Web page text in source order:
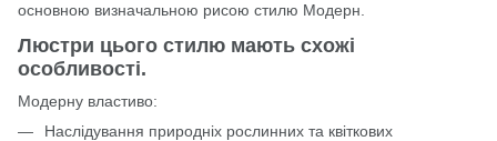
основною визначальною рисою стилю Модерн.
Люстри цього стилю мають схожі
особливості.
Модерну властиво:
Наслідування природніх рослинних та квіткових